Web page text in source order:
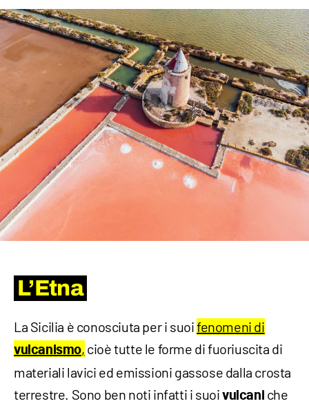
L’Etna
La Sicilia è conosciuta per i suoifenomeni di
vulcanismo, cioè tutte le forme di fuoriuscita di
materiali lavici ed emissioni gassose dalla crosta
terrestre. Sono ben noti infatti i suoivulcani che